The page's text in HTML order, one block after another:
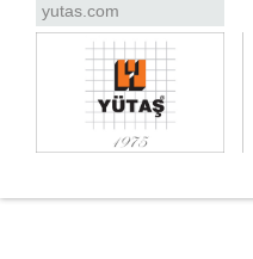
yutas.com